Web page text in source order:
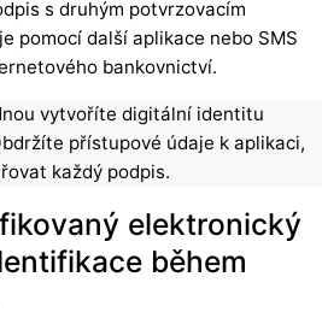
s druhým potvrzovacím
pomocí další aplikace nebo SMS
bankovnictví.
vytvoříte digitální identitu
přístupové údaje k aplikaci,
každý podpis.
elektronický
během